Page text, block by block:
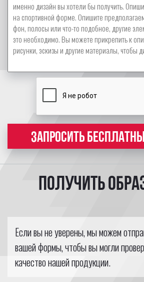
ЗАПРОСИТЬ
Получить
Если вы не уверены, мы можем
вашей формы, чтобы вы могли
качество нашей продукции.